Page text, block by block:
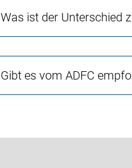
Was ist der Unterschied
Gibt es vom ADFC